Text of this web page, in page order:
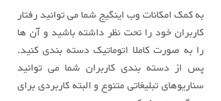
به کمک امکانات وب اینگیج شما می توانید رفتار
کاربران خود را تحت نظر داشته باشید و آن ها
را به صورت کاملا اتوماتیک دسته بندی کنید.
پس از دسته بندی کاربران شما می توانید
سناریوهای تبلیغاتی متنوع و البته کاربردی برای